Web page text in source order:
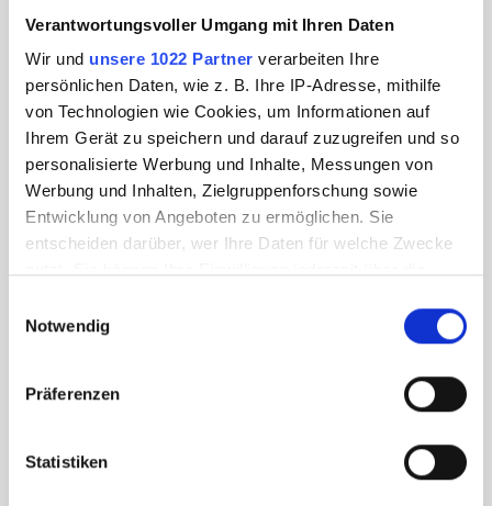
Verantwortungsvoller Umgang mit Ihren Daten
Wir und unsere 1022 Partner verarbeiten Ihre
persönlichen Daten, wie z. B. Ihre IP-Adresse, mithilfe
von Technologien wie Cookies, um Informationen auf
Ihrem Gerät zu speichern und darauf zuzugreifen und so
personalisierte Werbung und Inhalte, Messungen von
Werbung und Inhalten, Zielgruppenforschung sowie
Entwicklung von Angeboten zu ermöglichen. Sie
entscheiden darüber, wer Ihre Daten für welche Zwecke
Trigger Symbol ändern oder widerrufen
Informationen über Ihre geografische Lage
können
Notwendig
Präferenzen
Statistiken